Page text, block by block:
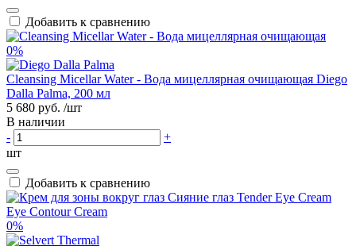
Добавить к сравнению
0%
Cleansing Micellar Water - Вода мицеллярная очищающая Diego
Dalla Palma, 200 мл
5 680 руб. /шт
В наличии
-
+
шт
Добавить к сравнению
0%